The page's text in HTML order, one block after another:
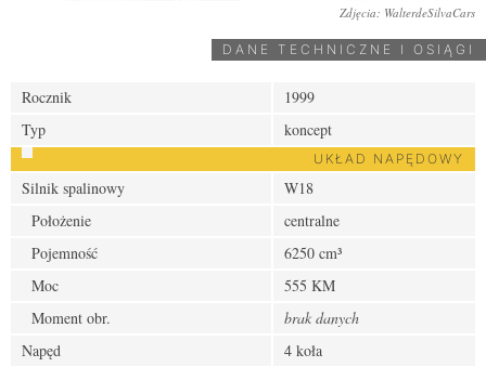
Zdjęcia: WalterdeSilvaCars
DANE TECHNICZNE I OSIĄGI
Rocznik
1999
Typ
koncept
UKŁAD NAPĘDOWY
Silnik spalinowy
W18
Położenie
centralne
Pojemność
6250 cm³
Moc
555 KM
Moment obr.
brak danych
Napęd
4 koła